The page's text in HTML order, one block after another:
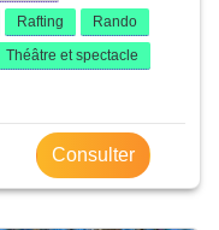
Rafting
Rando
Théâtre et spectacle
Consulter